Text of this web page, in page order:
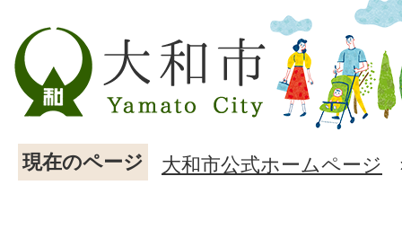
現在のページ 大和市公式ホームページ